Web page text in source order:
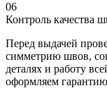
06
Контроль качества
Перед выдачей
симметрию швов,
деталях и работу
оформляем